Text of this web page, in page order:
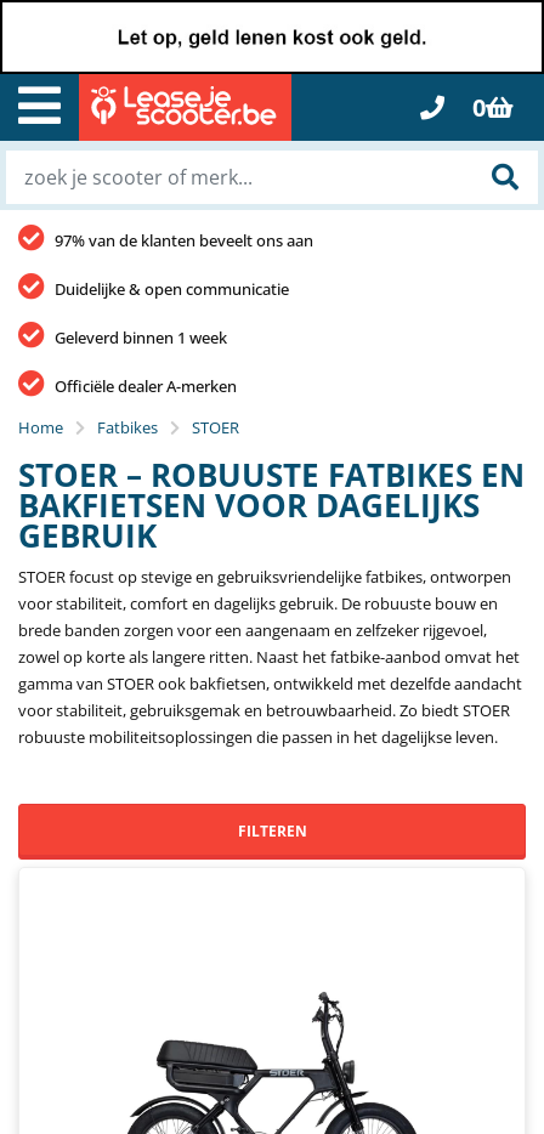
0
97% van de klanten beveelt ons aan
Duidelijke & open communicatie
Geleverd binnen 1 week
Officiële dealer A-merken
Home
Fatbikes STOER
STOER – ROBUUSTE FATBIKES EN
BAKFIETSEN VOOR DAGELIJKS
GEBRUIK
STOER focust op stevige en gebruiksvriendelijke fatbikes, ontworpen
voor stabiliteit, comfort en dagelijks gebruik. De robuuste bouw en
brede banden zorgen voor een aangenaam en zelfzeker rijgevoel,
zowel op korte als langere ritten. Naast het fatbike-aanbod omvat het
gamma van STOER ook bakfietsen, ontwikkeld met dezelfde aandacht
voor stabiliteit, gebruiksgemak en betrouwbaarheid. Zo biedt STOER
robuuste mobiliteitsoplossingen die passen in het dagelijkse leven.
FILTEREN